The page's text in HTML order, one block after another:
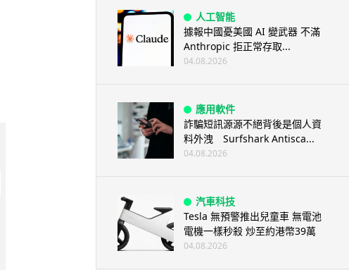
人工智能
據報中國憂美國 AI 變武器 不滿
Anthropic 拒正常存取...
04.08.2026
應用軟件
詐騙短訊源源不絕背後是個人資
料外洩 Surfshark Antisca...
04.08.2026
汽車科技
Tesla 無預警推出兒童車 無電池
電機一樣秒殺 炒至約港幣39萬
04.08.2026